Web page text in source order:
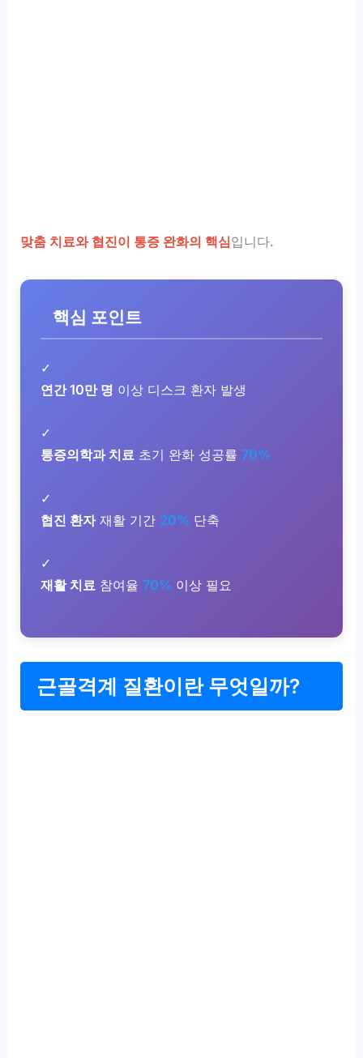
맞춤 치료와 협진이 통증 완화의 핵심입니다.
핵심 포인트
✓
연간 10만 명 이상 디스크 환자 발생
✓
통증의학과 치료 초기 완화 성공률70%
✓
협진 환자재활 기간 20% 단축
✓
재활 치료 참여율70% 이상 필요
근골격계 질환이란 무엇일까?